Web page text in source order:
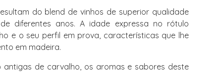
do blend de vinhos de superior qualidade
diferentes anos. A idade expressa no rótulo
e o seu perfil em prova, características que lhe
em madeira.
antigas de carvalho, os aromas e sabores deste